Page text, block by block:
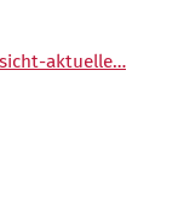
aktuelle…